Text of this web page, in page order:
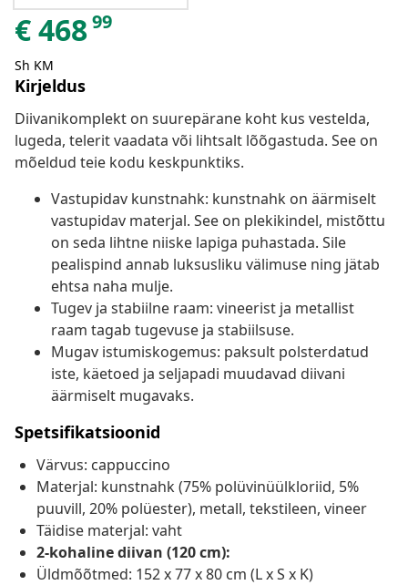
€46899
Sh KM
Kirjeldus
Diivanikomplekt on suurepärane koht kus vestelda,
lugeda, telerit vaadata või lihtsalt lõõgastuda. See on
mõeldud teie kodu keskpunktiks.
Vastupidav kunstnahk: kunstnahk on äärmiselt
vastupidav materjal. See on plekikindel, mistõttu
on seda lihtne niiske lapiga puhastada. Sile
pealispind annab luksusliku välimuse ning jätab
ehtsa naha mulje.
Tugev ja stabiilne raam: vineerist ja metallist
raam tagab tugevuse ja stabiilsuse.
Mugav istumiskogemus: paksult polsterdatud
iste, käetoed ja seljapadi muudavad diivani
äärmiselt mugavaks.
Spetsifikatsioonid
Värvus: cappuccino
Materjal: kunstnahk (75% polüvinüülkloriid, 5%
puuvill, 20% polüester), metall, tekstileen, vineer
Täidise materjal: vaht
2-kohaline diivan (120 cm):
Üldmõõtmed: 152 x 77 x 80 cm (L x S x K)